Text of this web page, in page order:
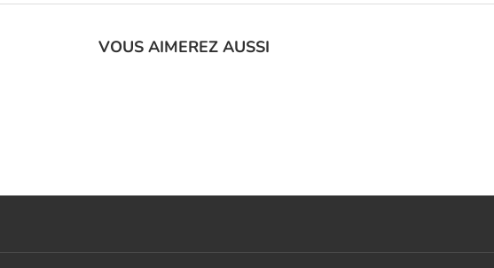
VOUS AIMEREZ AUSSI